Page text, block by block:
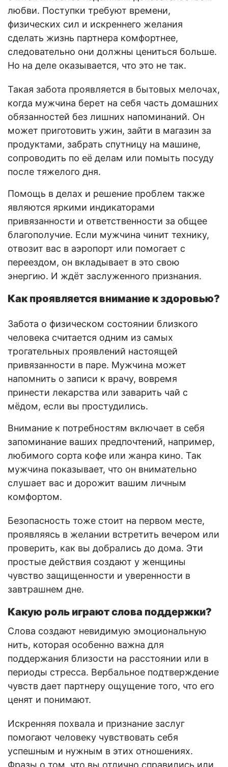
любви. Поступки требуют времени,
физических сил и искреннего желания
сделать жизнь партнера комфортнее,
следовательно они должны цениться больше.
Но на деле оказывается, что это не так.
Такая забота проявляется в бытовых мелочах,
когда мужчина берет на себя часть домашних
обязанностей без лишних напоминаний. Он
может приготовить ужин, зайти в магазин за
продуктами, забрать спутницу на машине,
сопроводить по её делам или помыть посуду
после тяжелого дня.
Помощь в делах и решение проблем также
являются яркими индикаторами
привязанности и ответственности за общее
благополучие. Если мужчина чинит технику,
отвозит вас в аэропорт или помогает с
переездом, он вкладывает в это свою
энергию. И ждёт заслуженного признания.
Как проявляется внимание к здоровью?
Забота о физическом состоянии близкого
человека считается одним из самых
трогательных проявлений настоящей
привязанности в паре. Мужчина может
напомнить о записи к врачу, вовремя
принести лекарства или заварить чай с
мёдом, если вы простудились.
Внимание к потребностям включает в себя
запоминание ваших предпочтений, например,
любимого сорта кофе или жанра кино. Так
мужчина показывает, что он внимательно
слушает вас и дорожит вашим личным
комфортом.
Безопасность тоже стоит на первом месте,
проявляясь в желании встретить вечером или
проверить, как вы добрались до дома. Эти
простые действия создают у женщины
чувство защищенности и уверенности в
завтрашнем дне.
Какую роль играют слова поддержки?
Слова создают невидимую эмоциональную
нить, которая особенно важна для
поддержания близости на расстоянии или в
периоды стресса. Вербальное подтверждение
чувств дает партнеру ощущение того, что его
ценят и понимают.
Искренняя похвала и признание заслуг
помогают человеку чувствовать себя
успешным и нужным в этих отношениях.
Фразы о том, что вы отлично справились или